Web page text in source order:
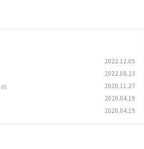
2022.12.05
2022.08.23
(0) 2020.11.27
2020.04.19
2020.04.19